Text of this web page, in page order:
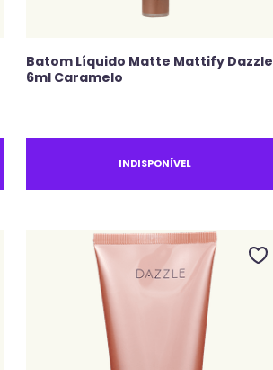
Batom Líquido Matte Mattify Dazzle
6ml Caramelo
INDISPONÍVEL